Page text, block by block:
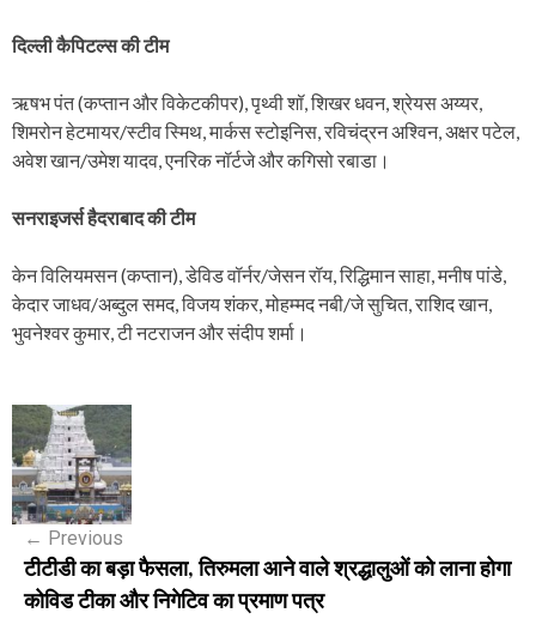
दिल्ली कैपिटल्स की टीम
ऋषभ पंत (कप्तान और विकेटकीपर), पृथ्वी शॉ, शिखर धवन, श्रेयस अय्यर,
शिमरोन हेटमायर/स्टीव स्मिथ, मार्कस स्टोइनिस, रविचंद्रन अश्विन, अक्षर पटेल,
अवेश खान/उमेश यादव, एनरिक नॉर्टजे और कगिसो रबाडा।
सनराइजर्स हैदराबाद की टीम
केन विलियमसन (कप्तान), डेविड वॉर्नर/जेसन रॉय, रिद्धिमान साहा, मनीष पांडे,
केदार जाधव/अब्दुल समद, विजय शंकर, मोहम्मद नबी/जे सुचित, राशिद खान,
भुवनेश्वर कुमार, टी नटराजन और संदीप शर्मा।
P
o
s
n
← Previous
टीटीडी का बड़ा फैसला, तिरुमला आने वाले श्रद्धालुओं को लाना होगा
कोविड टीका और निगेटिव का प्रमाण पत्र